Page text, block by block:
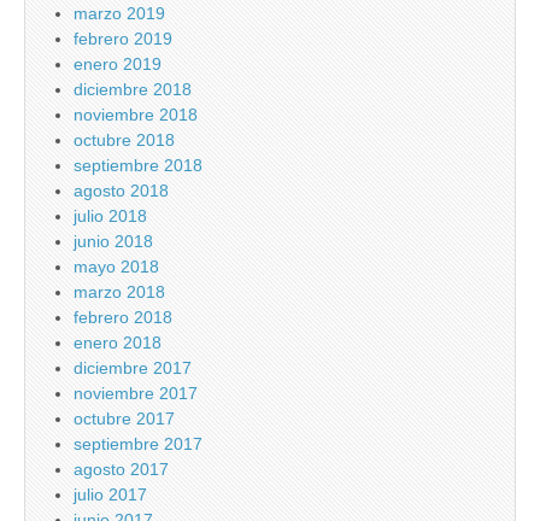
marzo 2019
febrero 2019
enero 2019
diciembre 2018
noviembre 2018
octubre 2018
septiembre 2018
agosto 2018
julio 2018
junio 2018
mayo 2018
marzo 2018
febrero 2018
enero 2018
diciembre 2017
noviembre 2017
octubre 2017
septiembre 2017
agosto 2017
julio 2017